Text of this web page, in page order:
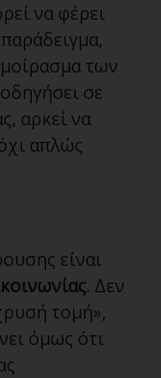
να φέρει
των
σε
αρκεί να
απλώς
είναι
. Δεν
τομή»,
όμως ότι